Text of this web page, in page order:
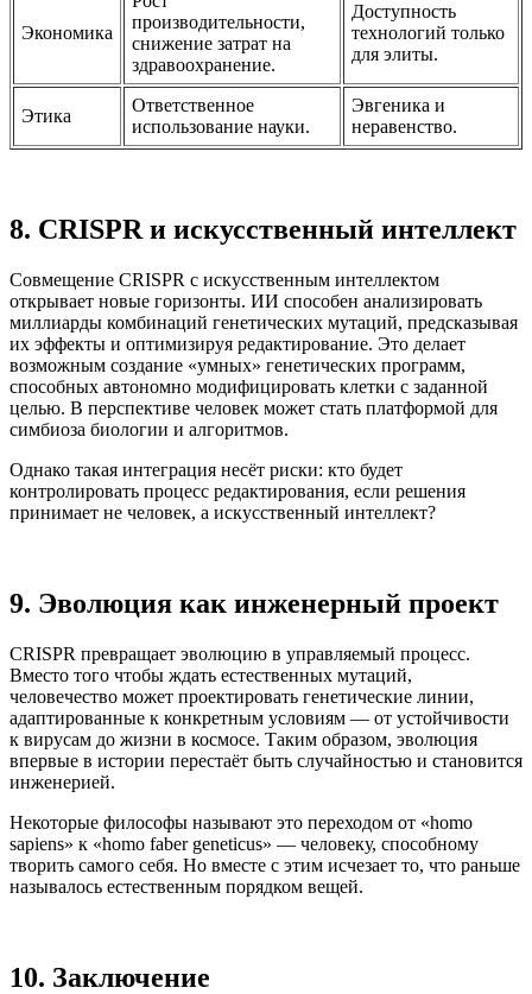
Экономика
производительности,
снижение затрат на
здравоохранение.
Доступность
технологий только
для элиты.
Этика
Ответственное
использование науки.
Эвгеника и
неравенство.
8. CRISPR и искусственный интеллект
Совмещение CRISPR с искусственным интеллектом
открывает новые горизонты. ИИ способен анализировать
миллиарды комбинаций генетических мутаций, предсказывая
их эффекты и оптимизируя редактирование. Это делает
возможным создание «умных» генетических программ,
способных автономно модифицировать клетки с заданной
целью. В перспективе человек может стать платформой для
симбиоза биологии и алгоритмов.
Однако такая интеграция несёт риски: кто будет
контролировать процесс редактирования, если решения
принимает не человек, а искусственный интеллект?
9. Эволюция как инженерный проект
CRISPR превращает эволюцию в управляемый процесс.
Вместо того чтобы ждать естественных мутаций,
человечество может проектировать генетические линии,
адаптированные к конкретным условиям — от устойчивости
к вирусам до жизни в космосе. Таким образом, эволюция
впервые в истории перестаёт быть случайностью и становится
инженерией.
Некоторые философы называют это переходом от «homo
sapiens» к «homo faber geneticus» — человеку, способному
творить самого себя. Но вместе с этим исчезает то, что раньше
называлось естественным порядком вещей.
10. Заключение